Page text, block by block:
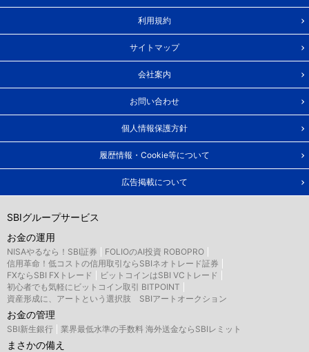
利用規約
サイトマップ
会社案内
お問い合わせ
個人情報保護方針
履歴情報・Cookie等について
広告掲載について
SBIグループサービス
お金の運用
NISAやるなら！SBI証券
FOLIOのAI投資 ROBOPRO
信用革命！低コストの信用取引ならSBIネオトレード証券
FXならSBI FXトレード
ビットコインはSBI VCトレード
初心者でも気軽にビットコイン取引 BITPOINT
資産形成に、アートという選択肢 SBIアートオークション
お金の管理
SBI新生銀行 業界最低水準の手数料 海外送金ならSBIレミット
まさかの備え